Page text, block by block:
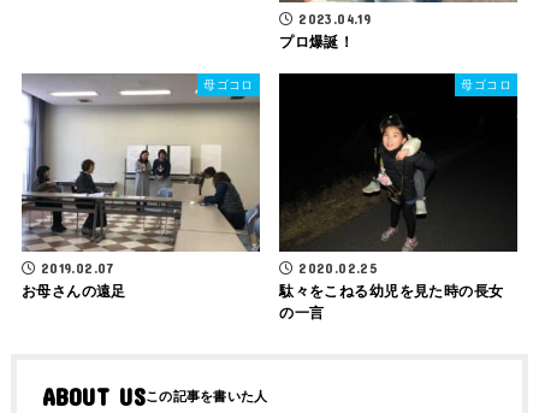
2023.04.19
プロ爆誕！
母ゴコロ
2019.02.07
お母さんの遠足
母ゴコロ
2020.02.25
駄々をこねる幼児を見た時の長女
の一言
ABOUT US